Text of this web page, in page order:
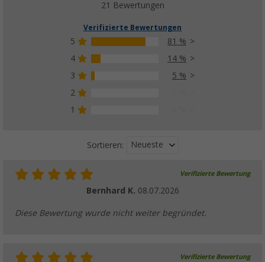
21 Bewertungen
Verifizierte Bewertungen
5
81 %
4
14 %
3
5 %
2
1
Sortieren: Neueste
Verifizierte Bewertung
Bernhard K. 08.07.2026
Diese Bewertung wurde nicht weiter begründet.
Verifizierte Bewertung